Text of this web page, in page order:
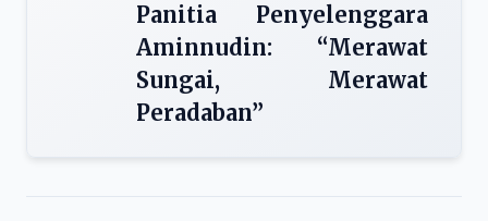
Panitia Penyelenggara
Aminnudin: “Merawat
Sungai, Merawat
Peradaban”